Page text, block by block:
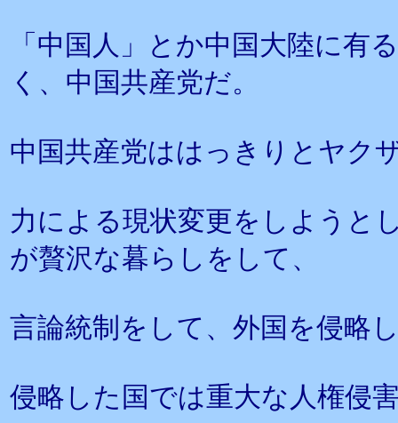
「中国人」とか中国大陸に有
く、中国共産党だ。
中国共産党ははっきりとヤク
力による現状変更をしようと
が贅沢な暮らしをして、
言論統制をして、外国を侵略
侵略した国では重大な人権侵